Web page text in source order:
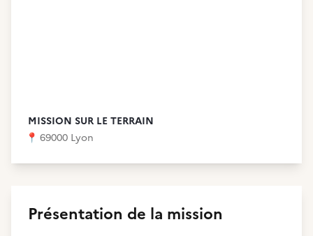
MISSION SUR LE TERRAIN
📍 69000 Lyon
Présentation de la mission